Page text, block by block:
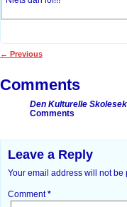
← Previous
Comments
Den Kulturelle
Comments
Leave a Reply
Your email address will not be
Comment*